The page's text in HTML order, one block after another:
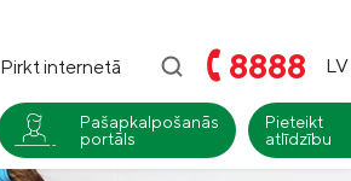
Pirkt internetā 8888 LV
Pašapkalpošanās
portāls
Pieteikt
atlīdzību